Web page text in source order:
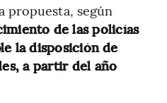
propuesta, según
de las policías
la disposición de
a partir del año